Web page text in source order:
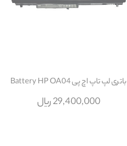
باتری لپ تاپ اچ پی Battery HP OA04
29,400,000 ریال